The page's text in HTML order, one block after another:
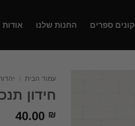
קונים ספרים החנות שלנו אודות
עמוד הבית /
חידון
40.00 ₪